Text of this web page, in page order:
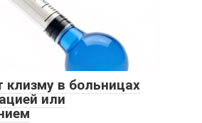
клизму в больницах
или